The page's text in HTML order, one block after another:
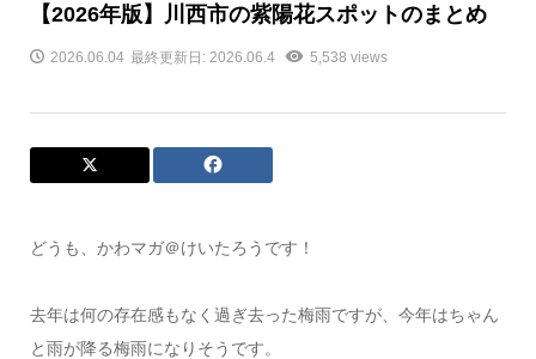
【2026年版】川西市の紫陽花スポットのまとめ
2026.06.04 最終更新日: 2026.06.4 5,538 views
どうも、かわマガ＠けいたろうです！
去年は何の存在感もなく過ぎ去った梅雨ですが、今年はちゃん
と雨が降る梅雨になりそうです。